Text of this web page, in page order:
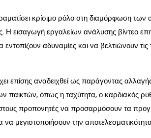
κρίσιμο ρόλο στη διαμόρφωση
Η εισαγωγή εργαλείων ανάλυσης βίντεο
αδυναμίες και να βελτιώνουν
επίσης αναδειχθεί ως παράγοντας
παικτών, όπως η ταχύτητα, ο καρδιακός
προπονητές να προσαρμόσουν τα
να μεγιστοποιήσουν την